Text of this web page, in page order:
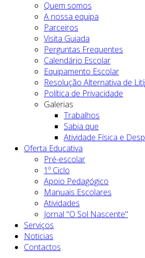
Quem somos
A nossa equipa
Parceiros
Visita Guiada
Perguntas Frequentes
Calendário Escolar
Equipamento Escolar
Resolução Alternativa de
Política de Privacidade
Galerias
Trabalhos
Sabia que
Atividade Física e
Oferta Educativa
Pré-escolar
1º Ciclo
Apoio Pedagógico
Manuais Escolares
Atividades
Jornal "O Sol Nascente"
Serviços
Noticias
Contactos